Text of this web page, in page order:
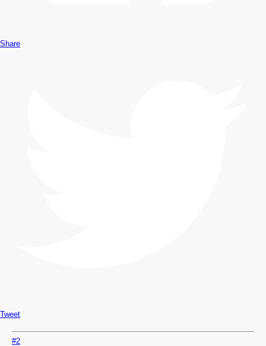
Share
Tweet
#2